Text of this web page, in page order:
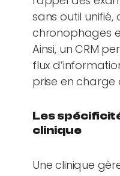
sans outil
chronophages
Ainsi, un CRM
flux
prise en charge
Les
clinique
Une clinique